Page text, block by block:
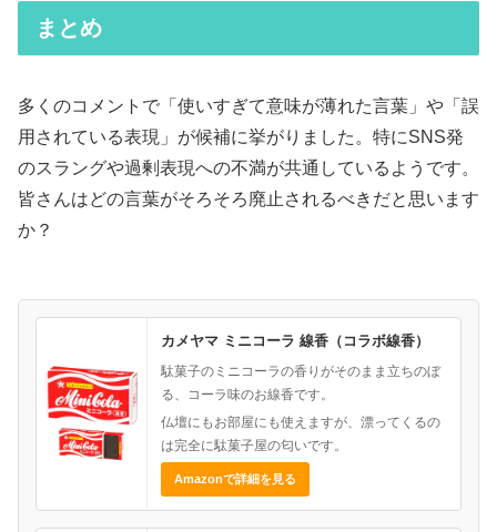
まとめ
多くのコメントで「使いすぎて意味が薄れた言葉」や「誤
用されている表現」が候補に挙がりました。特にSNS発
のスラングや過剰表現への不満が共通しているようです。
皆さんはどの言葉がそろそろ廃止されるべきだと思います
か？
カメヤマ ミニコーラ 線香（コラボ線香）
駄菓子のミニコーラの香りがそのまま立ちのぼ
る、コーラ味のお線香です。
仏壇にもお部屋にも使えますが、漂ってくるの
は完全に駄菓子屋の匂いです。
Amazonで詳細を見る